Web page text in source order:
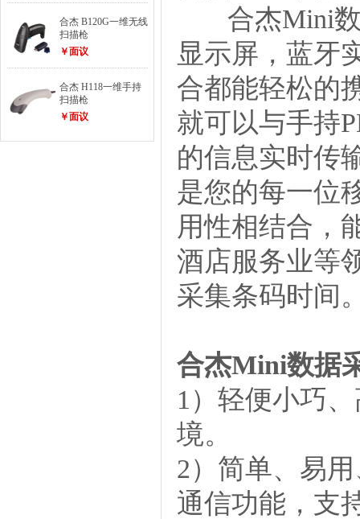
合杰 B120G一维无线
扫描枪
￥面议
合杰 H118一维手持
扫描枪
￥面议
合杰Mini
显示屏，蓝牙
合都能轻松的
就可以与手持
的信息实时传
是您的每一位
用性相结合，
酒店服务业等
采集条码时间
合杰Mini数据
1）轻便小巧
境。
2）简单、易
通信功能，支